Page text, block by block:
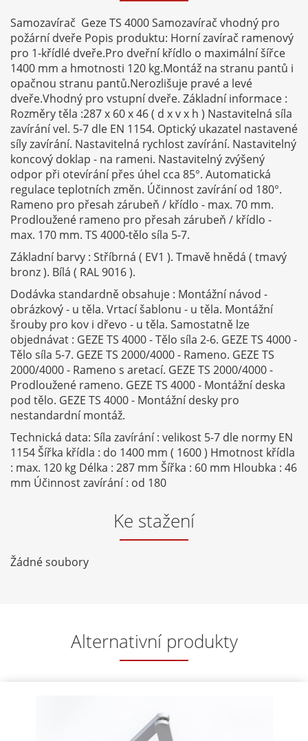
Samozavírač Geze TS 4000 Samozavírač vhodný pro
požární dveře Popis produktu: Horní zavírač ramenový
pro 1-křídlé dveře.Pro dveřní křídlo o maximální šířce
1400 mm a hmotnosti 120 kg.Montáž na stranu pantů i
opačnou stranu pantů.Nerozlišuje pravé a levé
dveře.Vhodný pro vstupní dveře. Základní informace :
Rozměry těla :287 x 60 x 46 ( d x v x h ) Nastavitelná síla
zavírání vel. 5-7 dle EN 1154. Optický ukazatel nastavené
síly zavírání. Nastavitelná rychlost zavírání. Nastavitelný
koncový doklap - na rameni. Nastavitelný zvýšený
odpor při otevírání přes úhel cca 85°. Automatická
regulace teplotních změn. Účinnost zavírání od 180°.
Rameno pro přesah zárubeň / křídlo - max. 70 mm.
Prodloužené rameno pro přesah zárubeň / křídlo -
max. 170 mm. TS 4000-tělo síla 5-7.
Základní barvy : Stříbrná ( EV1 ). Tmavě hnědá ( tmavý
bronz ). Bílá ( RAL 9016 ).
Dodávka standardně obsahuje : Montážní návod -
obrázkový - u těla. Vrtací šablonu - u těla. Montážní
šrouby pro kov i dřevo - u těla. Samostatně lze
objednávat : GEZE TS 4000 - Tělo síla 2-6. GEZE TS 4000 -
Tělo síla 5-7. GEZE TS 2000/4000 - Rameno. GEZE TS
2000/4000 - Rameno s aretací. GEZE TS 2000/4000 -
Prodloužené rameno. GEZE TS 4000 - Montážní deska
pod tělo. GEZE TS 4000 - Montážní desky pro
nestandardní montáž.
Technická data: Síla zavírání : velikost 5-7 dle normy EN
1154 Šířka křídla : do 1400 mm ( 1600 ) Hmotnost křídla
: max. 120 kg Délka : 287 mm Šířka : 60 mm Hloubka : 46
mm Účinnost zavírání : od 180
Ke stažení
Žádné soubory
Alternativní produkty